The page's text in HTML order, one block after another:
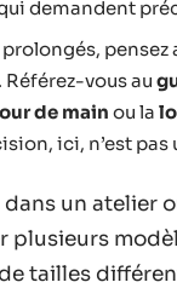
demandent
pensez
. Référez-vous au
de main ou la
ici, n’est pas
dans un atelier
plusieurs
tailles